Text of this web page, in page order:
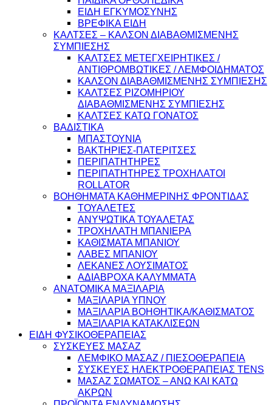
ΕΙΔΗ ΕΓΚΥΜΟΣΥΝΗΣ
ΒΡΕΦΙΚΑ ΕΙΔΗ
ΚΑΛΤΣΕΣ – ΚΑΛΣΟΝ ΔΙΑΒΑΘΜΙΣΜΕΝΗΣ
ΣΥΜΠΙΕΣΗΣ
ΚΑΛΤΣΕΣ ΜΕΤΕΓΧΕΙΡΗΤΙΚΕΣ /
ΑΝΤΙΘΡΟΜΒΩΤΙΚΕΣ / ΛΕΜΦΟΙΔΗΜΑΤΟΣ
ΚΑΛΣΟΝ ΔΙΑΒΑΘΜΙΣΜΕΝΗΣ ΣΥΜΠΙΕΣΗΣ
ΚΑΛΤΣΕΣ ΡΙΖΟΜΗΡΙΟΥ
ΔΙΑΒΑΘΜΙΣΜΕΝΗΣ ΣΥΜΠΙΕΣΗΣ
ΚΑΛΤΣΕΣ ΚΑΤΩ ΓΟΝΑΤΟΣ
ΒΑΔΙΣΤΙΚΑ
ΜΠΑΣΤΟΥΝΙΑ
ΒΑΚΤΗΡΙΕΣ-ΠΑΤΕΡΙΤΣΕΣ
ΠΕΡΙΠΑΤΗΤΗΡΕΣ
ΠΕΡΙΠΑΤΗΤΗΡΕΣ ΤΡΟΧΗΛΑΤΟΙ
ROLLATOR
ΒΟΗΘΗΜΑΤΑ ΚΑΘΗΜΕΡΙΝΗΣ ΦΡΟΝΤΙΔΑΣ
ΤΟΥΑΛΕΤΕΣ
ΑΝΥΨΩΤΙΚΑ ΤΟΥΑΛΕΤΑΣ
ΤΡΟΧΗΛΑΤΗ ΜΠΑΝΙΕΡΑ
ΚΑΘΙΣΜΑΤΑ ΜΠΑΝΙΟΥ
ΛΑΒΕΣ ΜΠΑΝΙΟΥ
ΛΕΚΑΝΕΣ ΛΟΥΣΙΜΑΤΟΣ
ΑΔΙΑΒΡΟΧΑ ΚΑΛΥΜΜΑΤΑ
ΑΝΑΤΟΜΙΚΑ ΜΑΞΙΛΑΡΙΑ
ΜΑΞΙΛΑΡΙΑ ΥΠΝΟΥ
ΜΑΞΙΛΑΡΙΑ ΒΟΗΘΗΤΙΚΑ/ΚΑΘΙΣΜΑΤΟΣ
ΜΑΞΙΛΑΡΙΑ ΚΑΤΑΚΛΙΣΕΩΝ
ΕΙΔΗ ΦΥΣΙΚΟΘΕΡΑΠΕΙΑΣ
ΣΥΣΚΕΥΕΣ ΜΑΣΑΖ
ΛΕΜΦΙΚΟ ΜΑΣΑΖ / ΠΙΕΣΟΘΕΡΑΠΕΙΑ
ΣΥΣΚΕΥΕΣ ΗΛΕΚΤΡΟΘΕΡΑΠΕΙΑΣ TENS
ΜΑΣΑΖ ΣΩΜΑΤΟΣ – ΑΝΩ ΚΑΙ ΚΑΤΩ
ΑΚΡΩΝ